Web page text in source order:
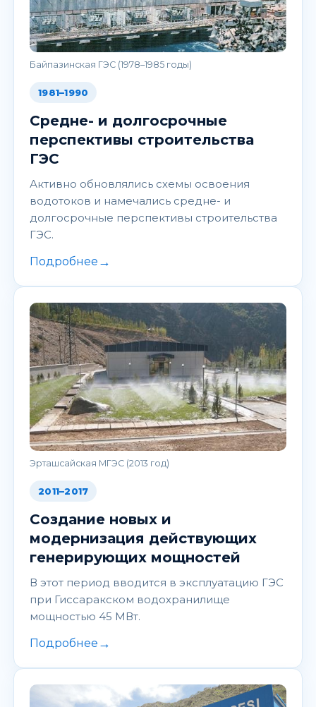
Байпазинская ГЭС (1978–1985 годы)
1981–1990
Средне- и долгосрочные
перспективы строительства
ГЭС
Активно обновлялись схемы освоения
водотоков и намечались средне- и
долгосрочные перспективы строительства
ГЭС.
Подробнее →
Эрташсайская МГЭС (2013 год)
2011–2017
Создание новых и
модернизация действующих
генерирующих мощностей
В этот период вводится в эксплуатацию ГЭС
при Гиссаракском водохранилище
мощностью 45 МВт.
Подробнее →